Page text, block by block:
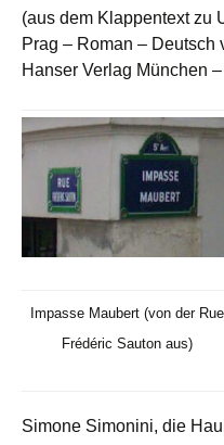
(aus dem Klappentext zu
Prag – Roman – Deutsch
Hanser Verlag München
Impasse Maubert (von der Rue
Frédéric Sauton aus)
Simone Simonini, die